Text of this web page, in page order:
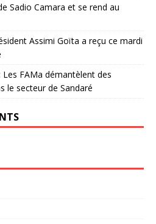
Sadio Camara et se rend au
Assimi Goïta a reçu ce mardi
FAMa démantèlent des
le secteur de Sandaré